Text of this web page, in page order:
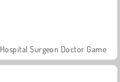
Hospital Surgeon Doctor Game